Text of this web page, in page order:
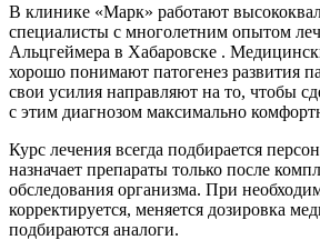
В клинике «Марк» работают
специалисты с многолетним опытом
Альцгеймера в Хабаровске .
хорошо понимают патогенез развития
свои усилия направляют на то, чтобы
с этим диагнозом максимально
Курс лечения всегда подбирается
назначает препараты только после
обследования организма. При
корректируется, меняется дозировка
подбираются аналоги.